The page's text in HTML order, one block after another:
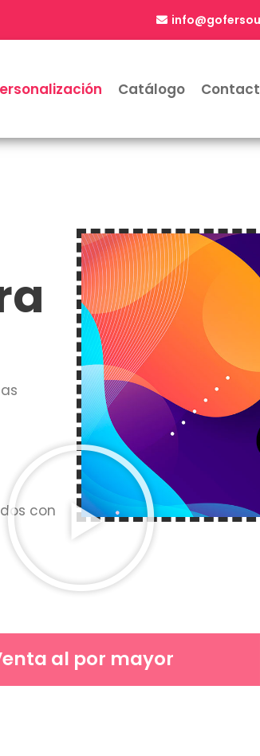
Catálogo
con
al por mayor